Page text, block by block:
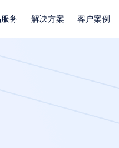
务 解决方案 客户案例